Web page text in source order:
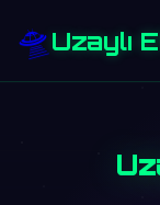
🛸Uzaylı